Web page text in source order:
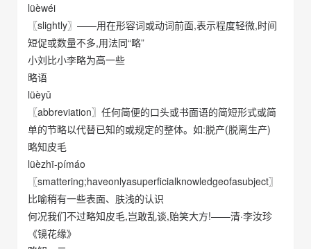
lüèwéi
〖slightly〗——用在形容词或动词前面,表示程度轻微,时间
短促或数量不多,用法同“略”
小刘比小李略为高一些
略语
lüèyǔ
〖abbreviation〗任何简便的口头或书面语的简短形式或简
单的节略以代替已知的或规定的整体。如:脱产(脱离生产)
略知皮毛
lüèzhī-pímáo
〖smattering;haveonlyasuperficialknowledgeofasubject〗
比喻稍有一些表面、肤浅的认识
何况我们不过略知皮毛,岂敢乱谈,贻笑大方!——清·李汝珍
《镜花缘》